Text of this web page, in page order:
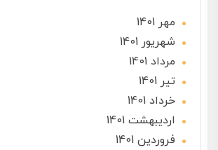
مهر 1401
شهریور 1401
مرداد 1401
تير 1401
خرداد 1401
ارديبهشت 1401
فروردین 1401